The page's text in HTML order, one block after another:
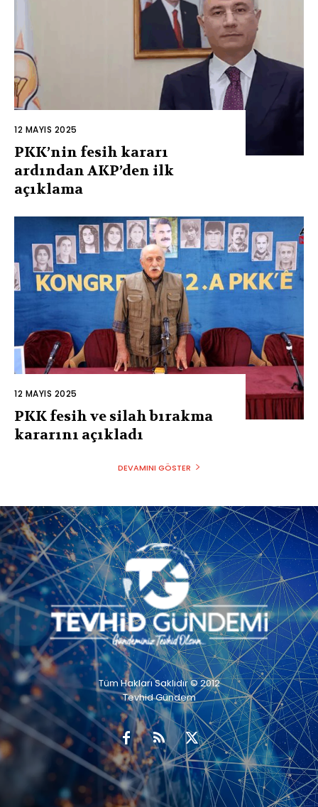
12 MAYIS 2025
PKK’nin fesih kararı
ardından AKP’den ilk
açıklama
12 MAYIS 2025
PKK fesih ve silah bırakma
kararını açıkladı
DEVAMINI GÖSTER
Tüm Hakları Saklıdır © 2012
Tevhid Gündem